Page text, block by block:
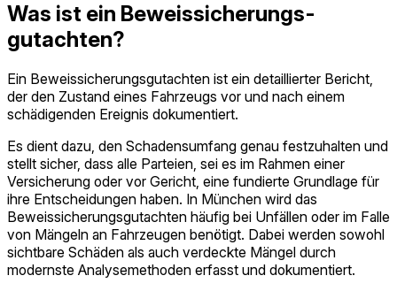
Was ist ein Beweissicherungs­
gutachten?
Ein Beweissicherungs­gutachten ist ein detaillierter Bericht,
der den Zustand eines Fahrzeugs vor und nach einem
schädigenden Ereignis dokumentiert.
Es dient dazu, den Schadensumfang genau festzuhalten und
stellt sicher, dass alle Parteien, sei es im Rahmen einer
Versicherung oder vor Gericht, eine fundierte Grundlage für
ihre Entscheidungen haben. In München wird das
Beweissicherungs­gutachten häufig bei Unfällen oder im Falle
von Mängeln an Fahrzeugen benötigt. Dabei werden sowohl
sichtbare Schäden als auch verdeckte Mängel durch
modernste Analysemethoden erfasst und dokumentiert.